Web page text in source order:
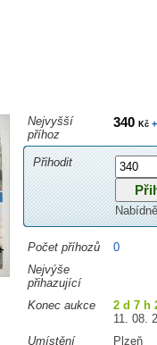
Nejvyšší
příhoz
340 Kč+
Přihodit
Počet příhozů
0
Nejvýše
přihazující
Konec aukce
2 d 7 h
11. 08.
Umístění
Plzeň